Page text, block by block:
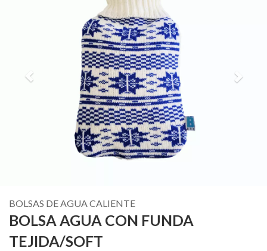
BOLSAS DE AGUA CALIENTE
BOLSA AGUA CON FUNDA
TEJIDA/SOFT